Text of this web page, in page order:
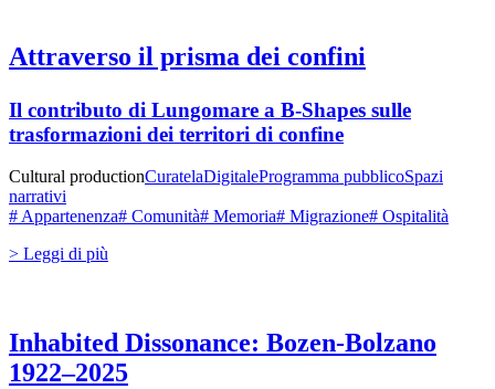
Attraverso il prisma dei confini
Il contributo di Lungomare a B-Shapes sulle
trasformazioni dei territori di confine
Cultural productionCuratelaDigitaleProgramma pubblicoSpazi
narrativi
# Appartenenza# Comunità# Memoria# Migrazione# Ospitalità
> Leggi di più
Inhabited Dissonance: Bozen-Bolzano
1922–2025